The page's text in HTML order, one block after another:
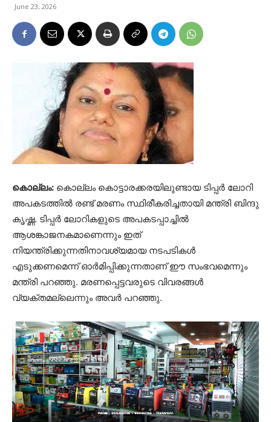
June 23, 2026
കൊല്ലം: കൊല്ലം കൊട്ടാരക്കരയിലുണ്ടായ ടിപ്പർ ലോറി
അപകടത്തിൽ രണ്ട് മരണം സ്ഥിരീകരിച്ചതായി മന്ത്രി ബിന്ദു
കൃഷ്ണ. ടിപ്പർ ലോറികളുടെ അപകടപ്പാച്ചിൽ
ആശങ്കാജനകമാണെന്നും ഇത്
നിയന്ത്രിക്കുന്നതിനാവശ്യമായ നടപടികൾ
എടുക്കണമെന്ന് ഓർമിപ്പിക്കുന്നതാണ് ഈ സംഭവമെന്നും
മന്ത്രി പറഞ്ഞു. മരണപ്പെട്ടവരുടെ വിവരങ്ങൾ
വ്യക്തമല്ലെന്നും അവർ പറ‍ഞ്ഞു.